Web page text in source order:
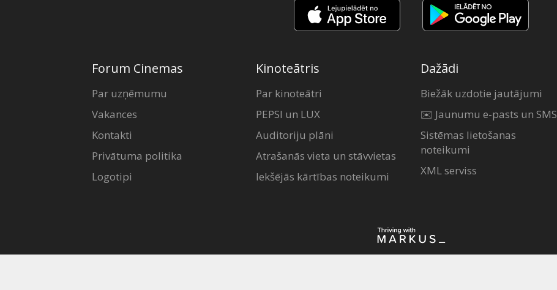
Forum Cinemas
Par uzņēmumu
Vakances
Kontakti
Privātuma politika
Logotipi
Kinoteātris
Par kinoteātri
PEPSI un LUX
Auditoriju plāni
Atrašanās vieta un stāvvietas
Iekšējās kārtības noteikumi
Dažādi
Biežāk uzdotie jautājumi
✉️ Jaunumu e-pasts un SMS
Sistēmas lietošanas
noteikumi
XML serviss